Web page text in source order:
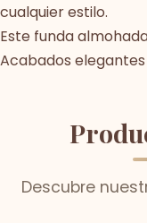
cualquier estilo.
Este funda
Acabados
Descubre